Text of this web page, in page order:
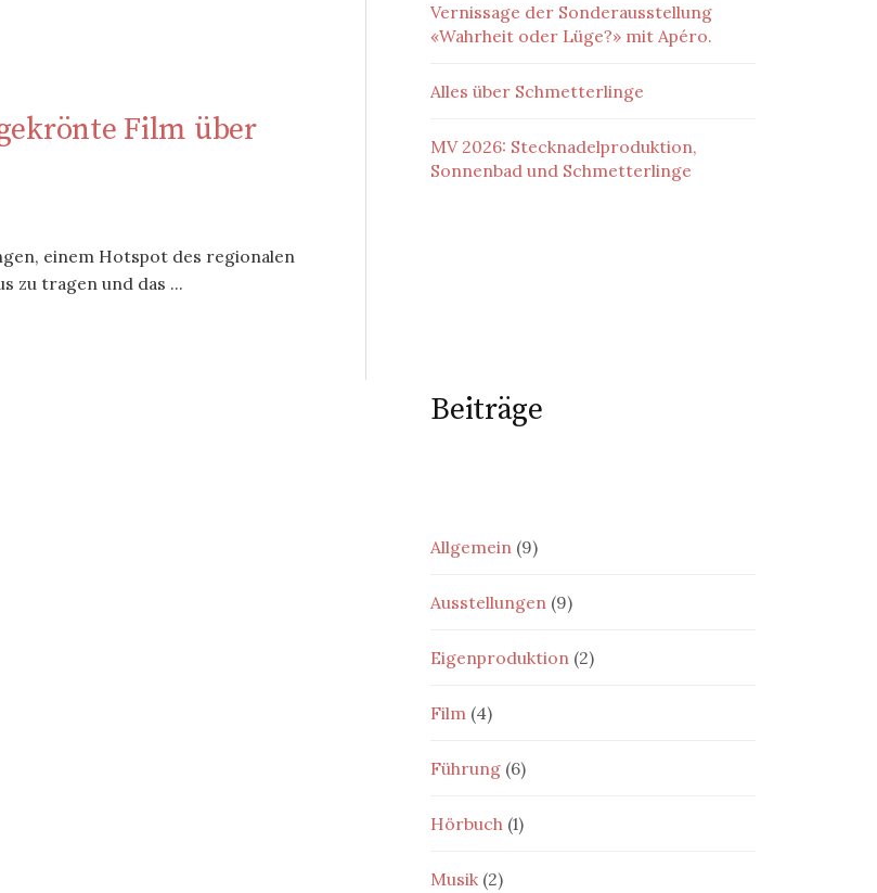
Film über
einem Hotspot des regionalen
zu tragen und das ...
Vernissage der Sonderausstellung
«Wahrheit oder Lüge?» mit Apéro.
Alles über Schmetterlinge
MV 2026: Stecknadelproduktion,
Sonnenbad und Schmetterlinge
Beiträge
Allgemein (9)
Ausstellungen (9)
Eigenproduktion (2)
Film (4)
Führung (6)
Hörbuch (1)
Musik (2)